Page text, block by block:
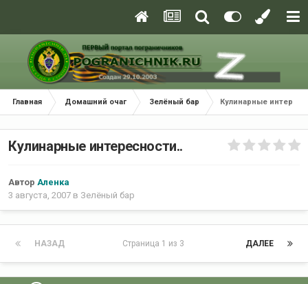
Главная Домашний очаг Зелёный бар Кулинарные
Кулинарные интересности..
Автор Аленка
3 августа, 2007 в Зелёный бар
НАЗАД ДАЛЕЕ
Страница 1 из 3